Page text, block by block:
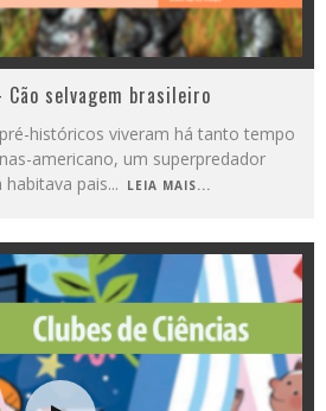
selvagem brasileiro
históricos viveram há tanto tempo
americano, um superpredador
pais... LEIA MAIS...